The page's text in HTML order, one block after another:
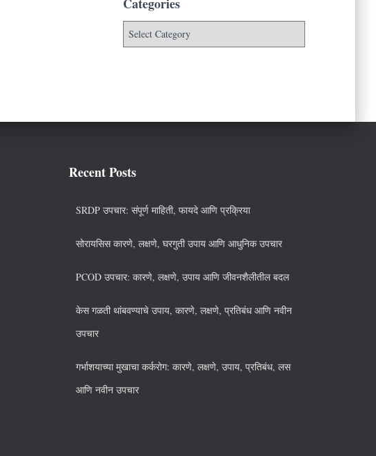
h
f
Categories
a
r
Recent Posts
SRDP उपचार: संपूर्ण माहिती, फायदे आणि प्रक्रिया
सोरायसिस कारणे, लक्षणे, घरगुती उपाय आणि आधुनिक उपचार
PCOD उपचार: कारणे, लक्षणे, उपाय आणि जीवनशैलीतील बदल
केस गळती थांबवण्याचे उपाय, कारणे, लक्षणे, प्रतिबंध आणि नवीन
उपचार
गर्भाशयाच्या मुखाचा कर्करोग: कारणे, लक्षणे, उपाय, प्रतिबंध, लस
आणि नवीन उपचार